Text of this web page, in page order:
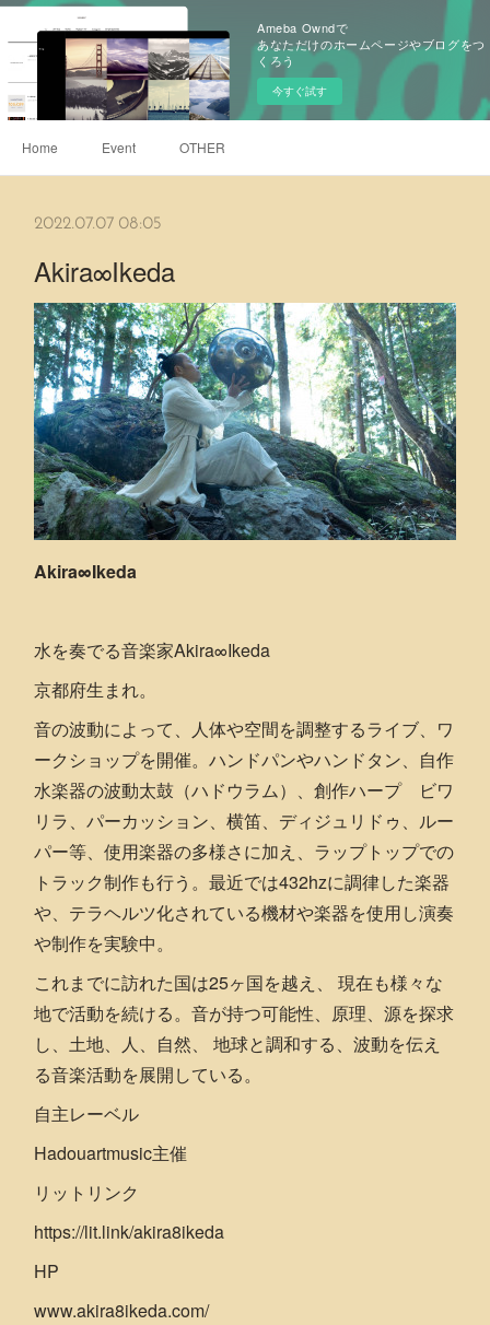
Ameba Owndで
あなただけのホームページやブログをつ
くろう
今すぐ試す
Home Event OTHER
2022.07.07 08:05
Akira∞Ikeda
Akira∞Ikeda
水を奏でる音楽家Akira∞Ikeda
京都府生まれ。
音の波動によって、人体や空間を調整するライブ、ワ
ークショップを開催。ハンドパンやハンドタン、自作
水楽器の波動太鼓（ハドウラム）、創作ハープ ビワ
リラ、パーカッション、横笛、ディジュリドゥ、ルー
パー等、使用楽器の多様さに加え、ラップトップでの
トラック制作も行う。最近では432hzに調律した楽器
や、テラヘルツ化されている機材や楽器を使用し演奏
や制作を実験中。
これまでに訪れた国は25ヶ国を越え、 現在も様々な
地で活動を続ける。音が持つ可能性、原理、源を探求
し、土地、人、自然、 地球と調和する、波動を伝え
る音楽活動を展開している。
自主レーベル
Hadouartmusic主催
リットリンク
https://lit.link/akira8ikeda
HP
www.akira8ikeda.com/